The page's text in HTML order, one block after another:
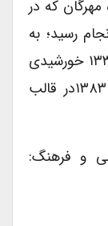
که در
رسید؛ به
معرفی نخبگان ایرانی متولد ۱۲۹۰ تا ۱۳۳۰ خورشیدی
می‌پرداخت. بخشی از این پروژه سال ۱۳۸۳در قالب
و فرهنگ: